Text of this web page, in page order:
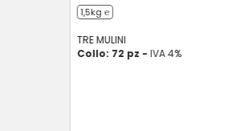
1,5kg ℮
TRE MULINI
Collo: 72 pz - IVA 4%